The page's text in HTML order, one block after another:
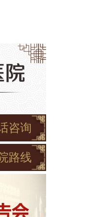
咨询
路线